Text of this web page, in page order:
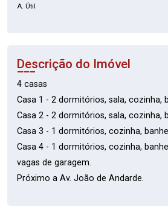
A. Útil
Descrição do Imóvel
4 casas
Casa 1 - 2 dormitórios, sala, cozinha,
Casa 2 - 2 dormitórios, sala, cozinha,
Casa 3 - 1 dormitórios, cozinha,
Casa 4 - 1 dormitórios, cozinha,
vagas de garagem.
Próximo a Av. João de Andarde.